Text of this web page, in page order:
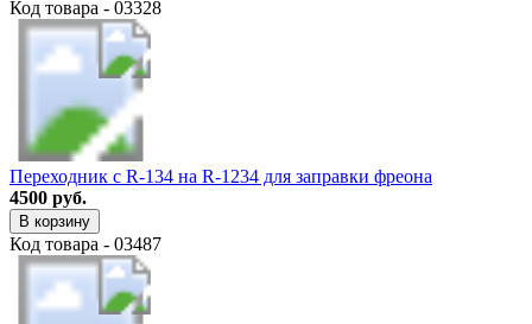
Код товара - 03328
Переходник с R-134 на R-1234 для заправки фреона
4500 руб.
В корзину
Код товара - 03487